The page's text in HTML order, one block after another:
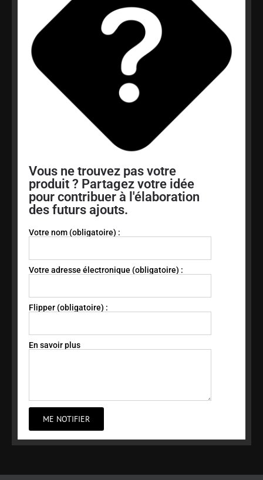
Vous ne trouvez pas votre
produit ? Partagez votre idée
pour contribuer à l'élaboration
des futurs ajouts.
Votre nom (obligatoire) :
Votre adresse électronique (obligatoire) :
Flipper (obligatoire) :
En savoir plus
ME NOTIFIER